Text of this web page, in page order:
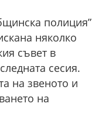
полиция”
няколко
съвет в
сесия.
на звеното и
на